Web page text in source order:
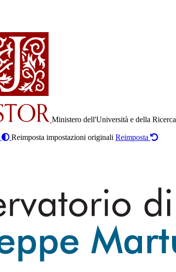
Ministero dell'Università e della Ricerca
Reimposta impostazioni originali Reimposta